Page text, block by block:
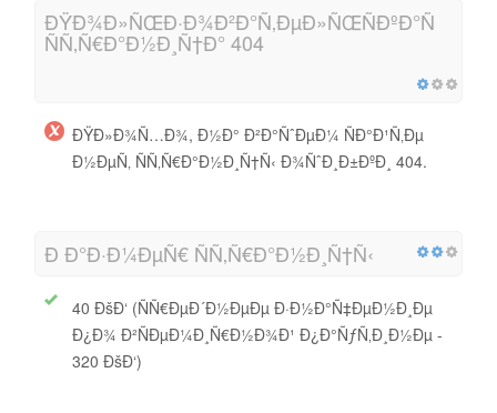
ÐŸÐ¾Ð»ÑŒÐ·Ð¾Ð²Ð°Ñ‚ÐµÐ»ÑŒÑÐºÐ°Ñ
ÑÑ‚Ñ€Ð°Ð½Ð¸Ñ†Ð° 404
ÐŸÐ»Ð¾Ñ…Ð¾, Ð½Ð° Ð²Ð°ÑˆÐµÐ¼ ÑÐ°Ð¹Ñ‚Ðµ
Ð½ÐµÑ‚ ÑÑ‚Ñ€Ð°Ð½Ð¸Ñ†Ñ‹ Ð¾ÑˆÐ¸Ð±ÐºÐ¸ 404.
Ð Ð°Ð·Ð¼ÐµÑ€ ÑÑ‚Ñ€Ð°Ð½Ð¸Ñ†Ñ‹
40 ÐšÐ‘ (ÑÑ€ÐµÐ´Ð½ÐµÐµ Ð·Ð½Ð°Ñ‡ÐµÐ½Ð¸Ðµ
Ð¿Ð¾ Ð²ÑÐµÐ¼Ð¸Ñ€Ð½Ð¾Ð¹ Ð¿Ð°ÑƒÑ‚Ð¸Ð½Ðµ -
320 ÐšÐ‘)